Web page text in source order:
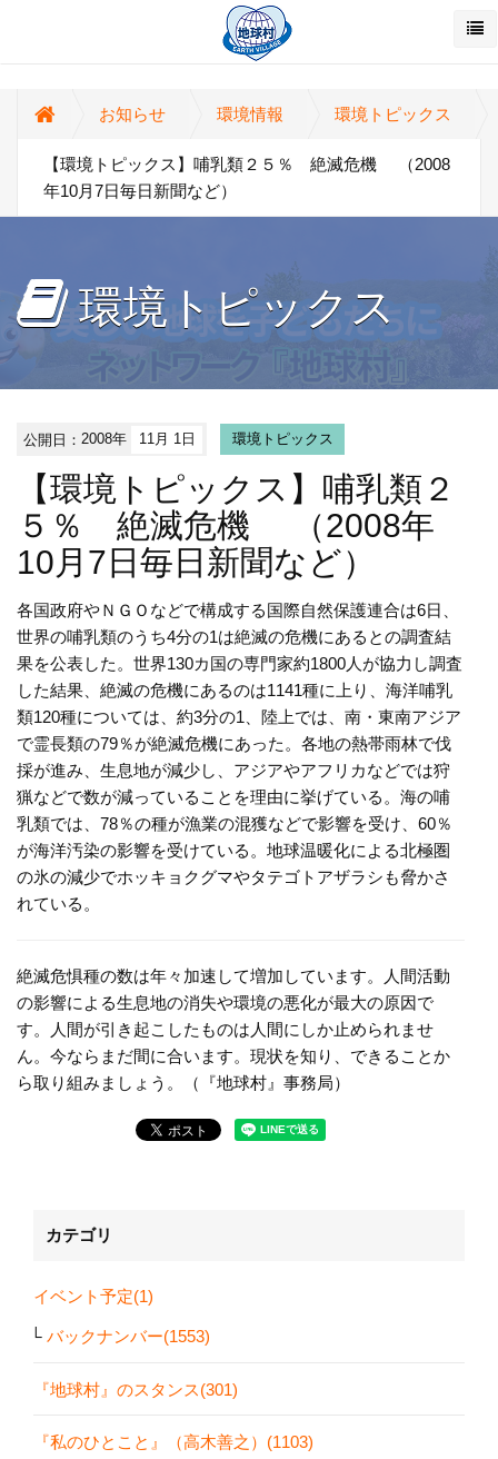
お知らせ 環境情報 環境トピックス
【環境トピックス】哺乳類２５％ 絶滅危機 （2008
年10月7日毎日新聞など）
環境トピックス
公開日：2008年 11月 1日 環境トピックス
【環境トピックス】哺乳類２
５％ 絶滅危機 （2008年
10月7日毎日新聞など）
各国政府やＮＧＯなどで構成する国際自然保護連合は6日、
世界の哺乳類のうち4分の1は絶滅の危機にあるとの調査結
果を公表した。世界130カ国の専門家約1800人が協力し調査
した結果、絶滅の危機にあるのは1141種に上り、海洋哺乳
類120種については、約3分の1、陸上では、南・東南アジア
で霊長類の79％が絶滅危機にあった。各地の熱帯雨林で伐
採が進み、生息地が減少し、アジアやアフリカなどでは狩
猟などで数が減っていることを理由に挙げている。海の哺
乳類では、78％の種が漁業の混獲などで影響を受け、60％
が海洋汚染の影響を受けている。地球温暖化による北極圏
の氷の減少でホッキョクグマやタテゴトアザラシも脅かさ
れている。
絶滅危惧種の数は年々加速して増加しています。人間活動
の影響による生息地の消失や環境の悪化が最大の原因で
す。人間が引き起こしたものは人間にしか止められませ
ん。今ならまだ間に合います。現状を知り、できることか
ら取り組みましょう。（『地球村』事務局）
カテゴリ
イベント予定(1)
バックナンバー(1553)
『地球村』のスタンス(301)
『私のひとこと』（高木善之）(1103)